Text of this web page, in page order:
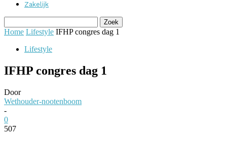
Zakelijk
Home Lifestyle IFHP congres dag 1
Lifestyle
IFHP congres dag 1
Door
Wethouder-nootenboom
-
0
507